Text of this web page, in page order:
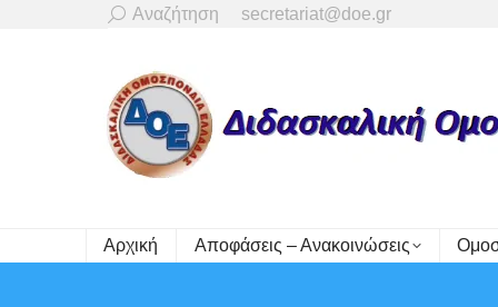
Search:
Αναζήτηση secretariat@doe.gr
Αρχική Αποφάσεις – Ανακοινώσεις